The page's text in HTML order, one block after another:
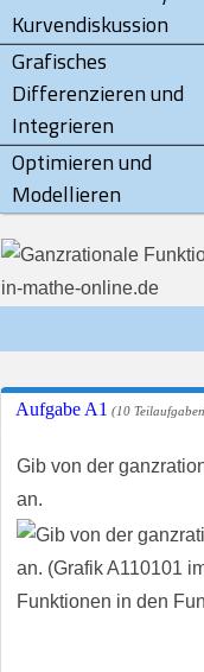
Kurvendiskussion
Grafisches
Differenzieren und
Integrieren
Optimieren und
Modellieren
Aufgabe A1 (10
Gib von der
an.